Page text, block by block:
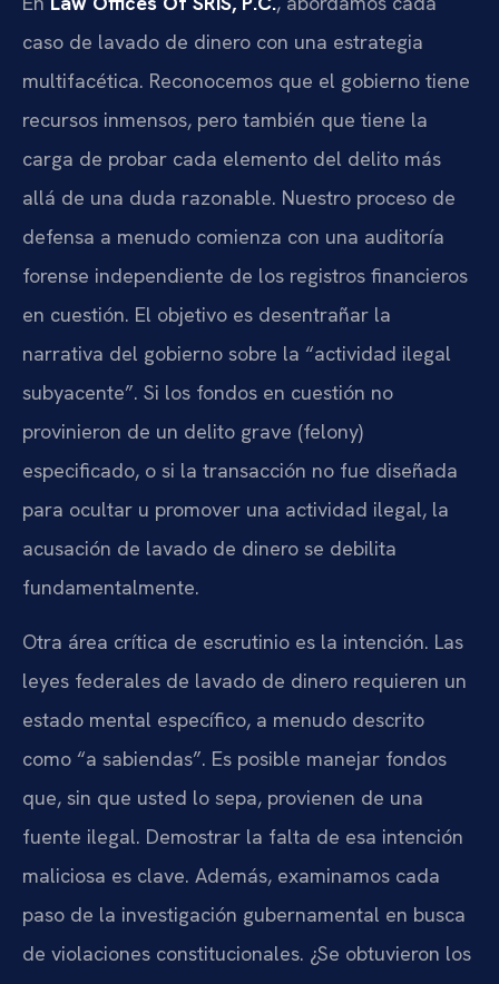
caso de lavado de dinero con una estrategia
multifacética. Reconocemos que el gobierno tiene
recursos inmensos, pero también que tiene la
carga de probar cada elemento del delito más
allá de una duda razonable. Nuestro proceso de
defensa a menudo comienza con una auditoría
forense independiente de los registros financieros
en cuestión. El objetivo es desentrañar la
narrativa del gobierno sobre la “actividad ilegal
subyacente”. Si los fondos en cuestión no
provinieron de un delito grave (felony)
especificado, o si la transacción no fue diseñada
para ocultar u promover una actividad ilegal, la
acusación de lavado de dinero se debilita
fundamentalmente.
Otra área crítica de escrutinio es la intención. Las
leyes federales de lavado de dinero requieren un
estado mental específico, a menudo descrito
como “a sabiendas”. Es posible manejar fondos
que, sin que usted lo sepa, provienen de una
fuente ilegal. Demostrar la falta de esa intención
maliciosa es clave. Además, examinamos cada
paso de la investigación gubernamental en busca
de violaciones constitucionales. ¿Se obtuvieron los